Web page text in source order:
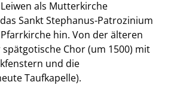
als Mutterkirche
Sankt Stephanus-Patrozinium
hin. Von der älteren
Chor (um 1500) mit
und die
Taufkapelle).